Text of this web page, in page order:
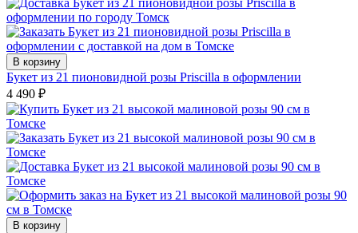
В корзину
Букет из 21 пионовидной розы Priscilla в оформлении
4 490 ₽
В корзину